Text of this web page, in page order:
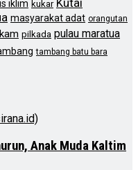
iklim kukar
masyarakat adat orangutan
pilkada pulau maratua
tambang batu bara
Anak Muda Kaltim